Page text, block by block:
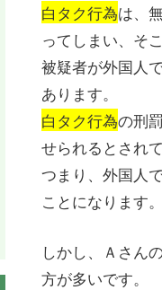
白タク行為は、
ってしまい、そ
被疑者が外国人
あります。
白タク行為の刑
せられるとされ
つまり、外国人
ことになります。
しかし、Ａさん
方が多いです。